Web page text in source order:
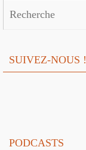
SUIVEZ-NOUS !
PODCASTS